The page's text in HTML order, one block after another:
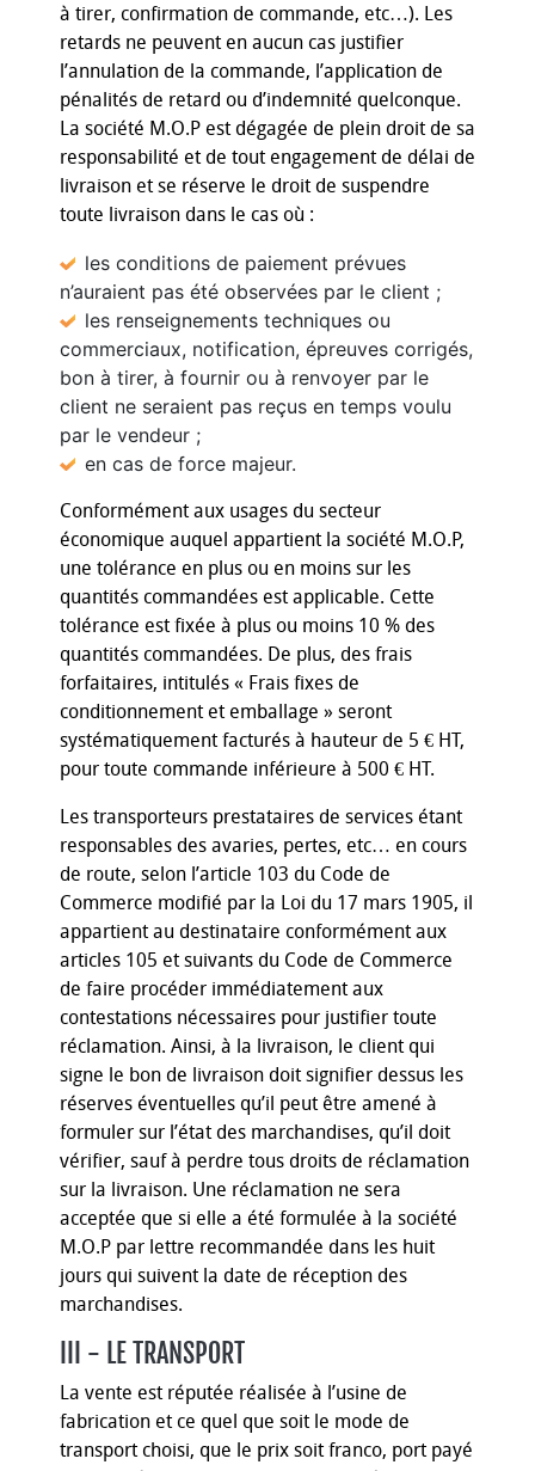
à tirer, confirmation de commande, etc…). Les
retards ne peuvent en aucun cas justifier
l’annulation de la commande, l’application de
pénalités de retard ou d’indemnité quelconque.
La société M.O.P est dégagée de plein droit de sa
responsabilité et de tout engagement de délai de
livraison et se réserve le droit de suspendre
toute livraison dans le cas où :
les conditions de paiement prévues
n’auraient pas été observées par le client ;
les renseignements techniques ou
commerciaux, notification, épreuves corrigés,
bon à tirer, à fournir ou à renvoyer par le
client ne seraient pas reçus en temps voulu
par le vendeur ;
en cas de force majeur.
Conformément aux usages du secteur
économique auquel appartient la société M.O.P,
une tolérance en plus ou en moins sur les
quantités commandées est applicable. Cette
tolérance est fixée à plus ou moins 10 % des
quantités commandées. De plus, des frais
forfaitaires, intitulés « Frais fixes de
conditionnement et emballage » seront
systématiquement facturés à hauteur de 5 € HT,
pour toute commande inférieure à 500 € HT.
Les transporteurs prestataires de services étant
responsables des avaries, pertes, etc… en cours
de route, selon l’article 103 du Code de
Commerce modifié par la Loi du 17 mars 1905, il
appartient au destinataire conformément aux
articles 105 et suivants du Code de Commerce
de faire procéder immédiatement aux
contestations nécessaires pour justifier toute
réclamation. Ainsi, à la livraison, le client qui
signe le bon de livraison doit signifier dessus les
réserves éventuelles qu’il peut être amené à
formuler sur l’état des marchandises, qu’il doit
vérifier, sauf à perdre tous droits de réclamation
sur la livraison. Une réclamation ne sera
acceptée que si elle a été formulée à la société
M.O.P par lettre recommandée dans les huit
jours qui suivent la date de réception des
marchandises.
III - LE TRANSPORT
La vente est réputée réalisée à l’usine de
fabrication et ce quel que soit le mode de
transport choisi, que le prix soit franco, port payé